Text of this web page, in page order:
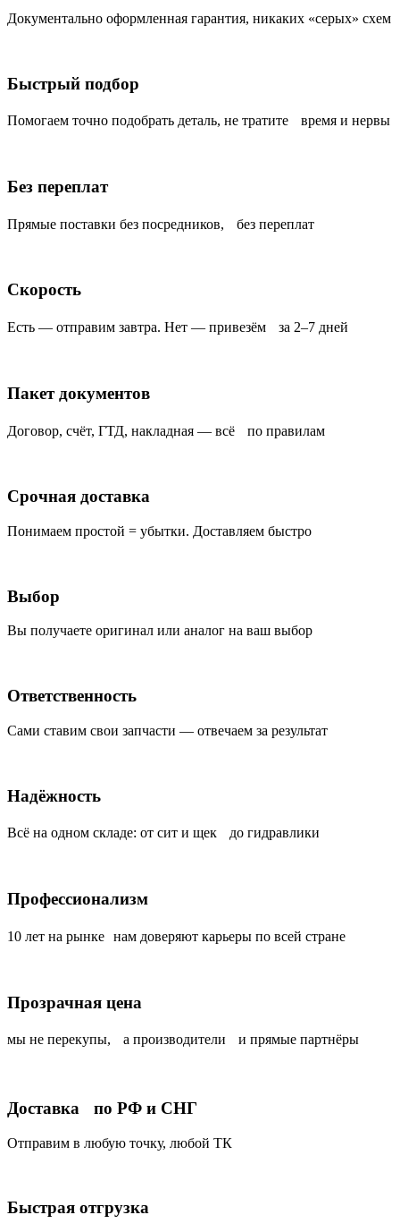
Документально оформленная гарантия, никаких «серых» схем
Быстрый подбор
Помогаем точно подобрать деталь, не тратите время и нервы
Без переплат
Прямые поставки без посредников, без переплат
Скорость
Есть — отправим завтра. Нет — привезём за 2–7 дней
Пакет документов
Договор, счёт, ГТД, накладная — всё по правилам
Срочная доставка
Понимаем простой = убытки. Доставляем быстро
Выбор
Вы получаете оригинал или аналог на ваш выбор
Ответственность
Сами ставим свои запчасти — отвечаем за результат
Надёжность
Всё на одном складе: от сит и щек до гидравлики
Профессионализм
10 лет на рынке нам доверяют карьеры по всей стране
Прозрачная цена
мы не перекупы, а производители и прямые партнёры
Доставка по РФ и СНГ
Отправим в любую точку, любой ТК
Быстрая отгрузка